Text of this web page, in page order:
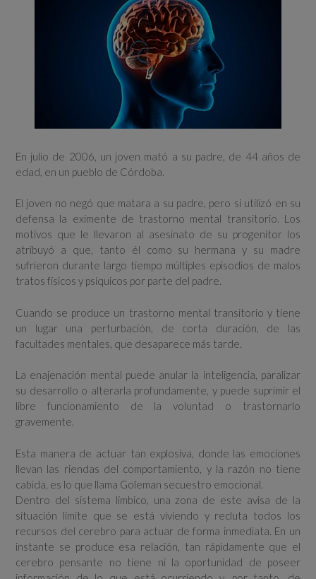
En julio de 2006, un joven mató a su padre, de 44 años de
edad, en un pueblo de Córdoba.
El joven no negó que matara a su padre, pero si utilizó en su
defensa la eximente de trastorno mental transitorio. Los
motivos que le llevaron al asesinato de su progenitor los
atribuyó a que, tanto él como su hermana y su madre
sufrieron durante largo tiempo múltiples episodios de malos
tratos físicos y psíquicos por parte del padre.
Cuando se produce un trastorno mental transitorio y tiene
un lugar una perturbación, de corta duración, de las
facultades mentales, que desaparece más tarde.
La enajenación mental puede anular la inteligencia, paralizar
su desarrollo o alterarla profundamente, y puede suprimir el
libre funcionamiento de la voluntad o trastornarlo
gravemente.
Esta manera de actuar tan explosiva, donde las emociones
llevan las riendas del comportamiento, y la razón no tiene
cabida, es lo que llama Goleman secuestro emocional.
Dentro del sistema límbico, una zona de este avisa de la
situación límite que se está viviendo y recluta todos los
recursos del cerebro para actuar de forma inmediata. En un
instante se produce esa relación, tan rápidamente que el
cerebro pensante no tiene ni la oportunidad de poseer